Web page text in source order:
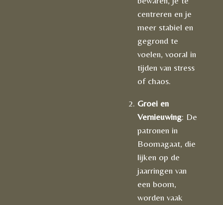
centreren en je
meer stabiel en
gegrond te
voelen, vooral in
tijden van stress
of chaos.
Groei en
Vernieuwing: De
patronen in
Boomagaat, die
lijken op de
jaarringen van
een boom,
worden vaak